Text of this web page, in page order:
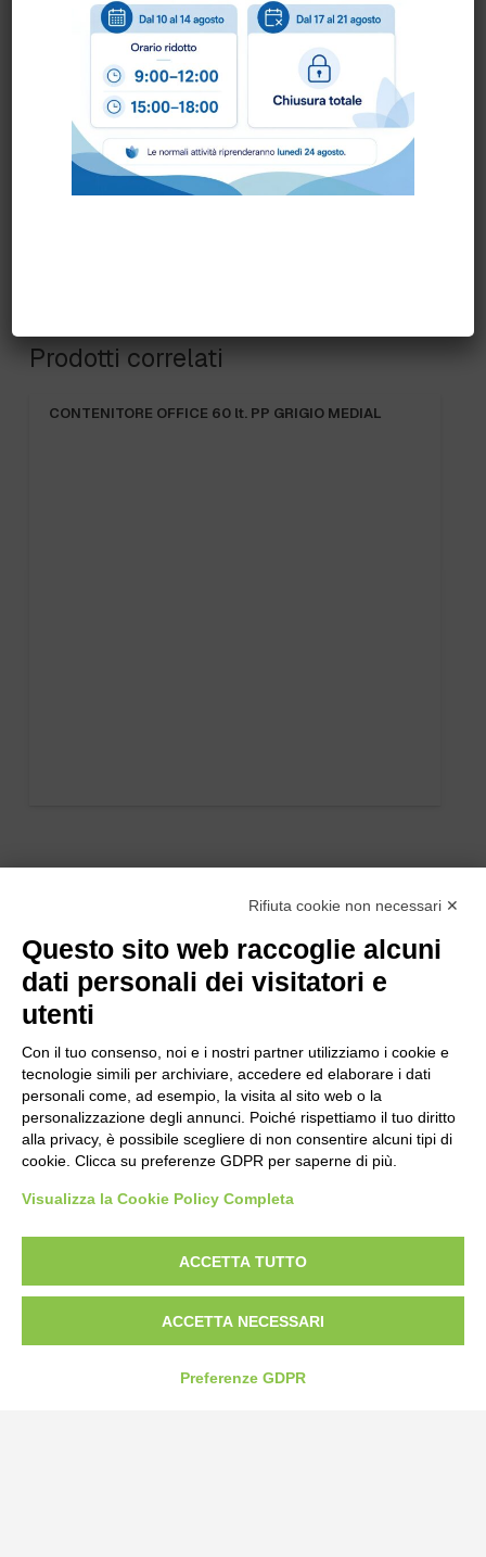
Puoi ordinare chiamando al0172 478161oppure
scrivendo una mail ainfo@bogliano.it.
Per ogni informazione siamo a disposizione.
Prodotti correlati
CONTENITORE OFFICE 60 lt. PP GRIGIO MEDIAL
Bogliano Srl
Borgo San Martino 44, 12060 Pocapaglia CN
Tel:0172-478161
Fax: 0172-487399
Rifiuta cookie non necessari ✕
Questo sito web raccoglie alcuni
dati personali dei visitatori e
utenti
Con il tuo consenso, noi e i nostri partner utilizziamo i cookie e
tecnologie simili per archiviare, accedere ed elaborare i dati
personali come, ad esempio, la visita al sito web o la
personalizzazione degli annunci. Poiché rispettiamo il tuo diritto
alla privacy, è possibile scegliere di non consentire alcuni tipi di
cookie. Clicca su preferenze GDPR per saperne di più.
Visualizza la Cookie Policy Completa
ACCETTA TUTTO
ACCETTA NECESSARI
Preferenze GDPR